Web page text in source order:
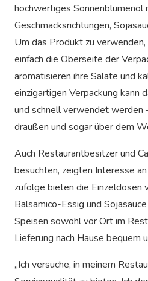
hochwertiges Sonnenblumenöl
Geschmacksrichtungen,
Um das Produkt zu
einfach die Oberseite der
aromatisieren ihre Salate und
einzigartigen Verpackung kann
und schnell verwendet werden
draußen und sogar über dem
Auch Restaurantbesitzer und
besuchten, zeigten Interesse
zufolge bieten die Einzeldosen
Balsamico-Essig und
Speisen sowohl vor Ort im
Lieferung nach Hause bequem
„Ich versuche, in meinem